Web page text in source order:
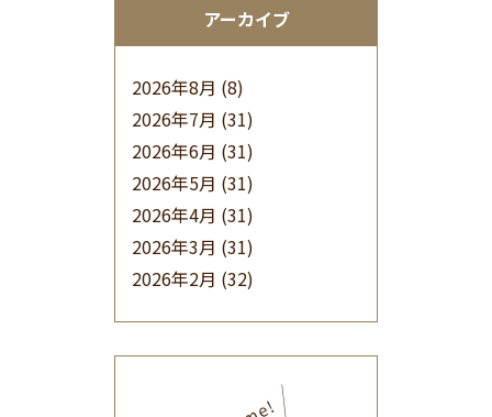
アーカイブ
2026年8月 (8)
2026年7月 (31)
2026年6月 (31)
2026年5月 (31)
2026年4月 (31)
2026年3月 (31)
2026年2月 (32)
(32)